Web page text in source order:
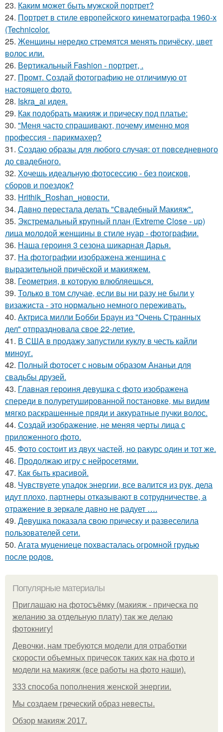
23. Каким может быть мужской портрет?
24. Портрет в стиле европейского кинематографа 1960-х
(Technicolor.
25. Женщины нередко стремятся менять причёску, цвет
волос или.
26. Вертикальный Fashion - портрет, .
27. Промт. Создай фотографию не отличимую от
настоящего фото.
28. Iskra_ai идея.
29. Как подобрать макияж и прическу под платье:
30. "Меня часто спрашивают, почему именно моя
профессия - парикмахер?
31. Создаю образы для любого случая: от повседневного
до свадебного.
32. Хочешь идеальную фотосессию - без поисков,
сборов и поездок?
33. Hrithik_Roshan_новости.
34. Давно перестала делать "Свадебный Макияж".
35. Экстремальный крупный план (Extreme Close - up)
лица молодой женщины в стиле нуар - фотографии.
36. Наша героиня 3 сезона шикарная Дарья.
37. На фотографии изображена женщина с
выразительной причёской и макияжем.
38. Геометрия, в которую влюбляешься.
39. Только в том случае, если вы ни разу не были у
визажиста - это нормально немного переживать.
40. Актриса милли Бобби Браун из "Очень Странных
дел" отпраздновала свое 22-летие.
41. В США в продажу запустили куклу в честь кайли
миноуг.
42. Полный фотосет с новым образом Ананьи для
свадьбы друзей.
43. Главная героиня девушка с фото изображена
спереди в полуретушированной постановке, мы видим
мягко раскрашенные пряди и аккуратные пучки волос.
44. Создай изображение, не меняя черты лица с
приложенного фото.
45. Фото состоит из двух частей, но ракурс один и тот же.
46. Продолжаю игру с нейросетями.
47. Как быть красивой.
48. Чувствуете упадок энергии, все валится из рук, дела
идут плохо, партнеры отказывают в сотрудничестве, а
отражение в зеркале давно не радует ….
49. Девушка показала свою прическу и развеселила
пользователей сети.
50. Агата муцениеце похвасталась огромной грудью
после родов.
Популярные материалы
Приглашаю на фотосъёмку (макияж - прическа по
желанию за отдельную плату) так же делаю
фотокнигу!
Девочки, нам требуются модели для отработки
скорости объемных причесок таких как на фото и
модели на макияж (все работы на фото наши).
333 способа пополнения женской энергии.
Мы создаем греческий образ невесты.
Обзор макияж 2017.